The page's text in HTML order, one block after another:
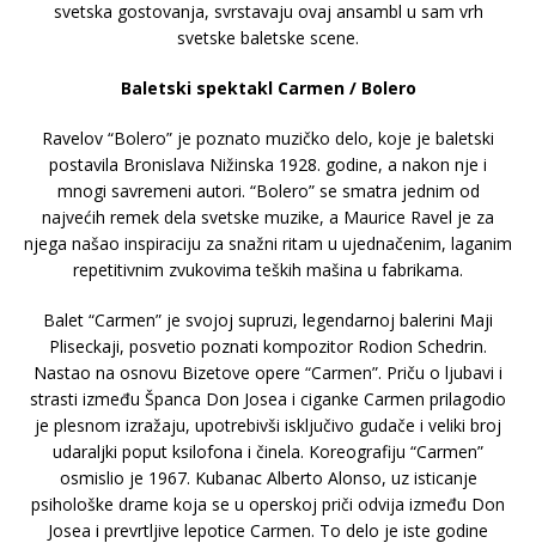
svetska gostovanja, svrstavaju ovaj ansambl u sam vrh
svetske baletske scene.
Baletski spektakl Carmen / Bolero
Ravelov “Bolero” je poznato muzičko delo, koje je baletski
postavila Bronislava Nižinska 1928. godine, a nakon nje i
mnogi savremeni autori. “Bolero” se smatra jednim od
najvećih remek dela svetske muzike, a Maurice Ravel je za
njega našao inspiraciju za snažni ritam u ujednačenim, laganim
repetitivnim zvukovima teških mašina u fabrikama.
Balet “Carmen” je svojoj supruzi, legendarnoj balerini Maji
Pliseckaji, posvetio poznati kompozitor Rodion Schedrin.
Nastao na osnovu Bizetove opere “Carmen”. Priču o ljubavi i
strasti između Španca Don Josea i ciganke Carmen prilagodio
je plesnom izražaju, upotrebivši isključivo gudače i veliki broj
udaraljki poput ksilofona i činela. Koreografiju “Carmen”
osmislio je 1967. Kubanac Alberto Alonso, uz isticanje
psihološke drame koja se u operskoj priči odvija između Don
Josea i prevrtljive lepotice Carmen. To delo je iste godine